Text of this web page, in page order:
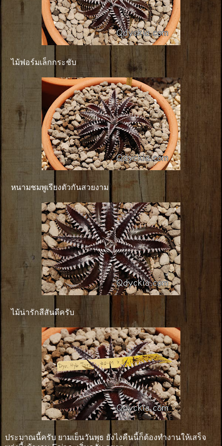
ไม้ฟอร์มเล็กกระชับ
หนามชมพูเรียงตัวกันสวยงาม
ไม้น่ารักสีสันดีครับ
ประมาณนี้ครับ ยามเย็นวันพุธ ยังไงคืนนี้ก็ต้องทำงานให้เสร็จ